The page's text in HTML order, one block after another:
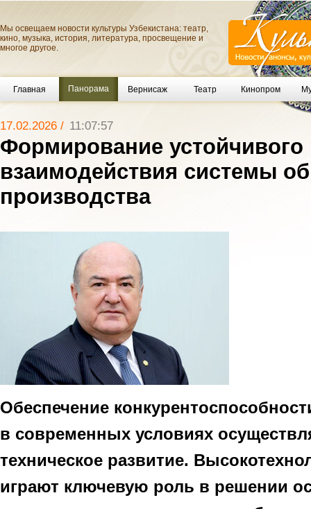
Мы освещаем новости культуры Узбекистана: театр,
кино, музыка, история, литература, просвещение и
многое другое.
Главная Панорама Вернисаж Театр Кинопром
17.02.2026 / 11:07:57
Формирование устойчивого
взаимодействия системы
производства
Обеспечение
в современных условиях
техническое развитие.
играют ключевую роль в решении